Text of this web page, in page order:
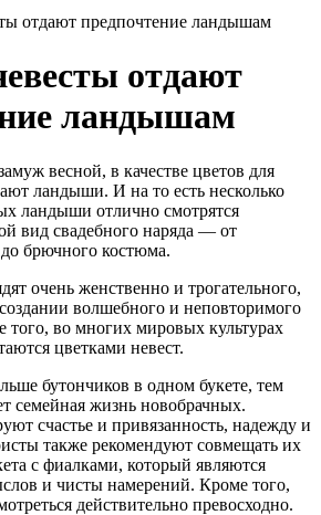
отдают предпочтение ландышам
отдают
ландышам
весной, в качестве цветов для
ландыши. И на то есть несколько
ландыши отлично смотрятся
вид свадебного наряда — от
до брючного костюма.
очень женственно и трогательного,
волшебного и неповторимого
того, во многих мировых культурах
цветками невест.
бутончиков в одном букете, тем
семейная жизнь новобрачных.
счастье и привязанность, надежду и
также рекомендуют совмещать их
с фиалками, который являются
и чисты намерений. Кроме того,
действительно превосходно.